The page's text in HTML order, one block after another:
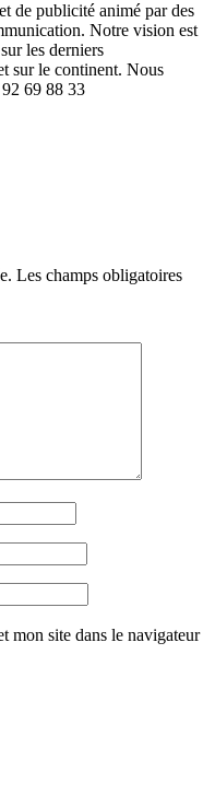
de publicité animé par des
Notre vision est
les derniers
sur le continent. Nous
69 88 33
Les champs obligatoires
mon site dans le navigateur